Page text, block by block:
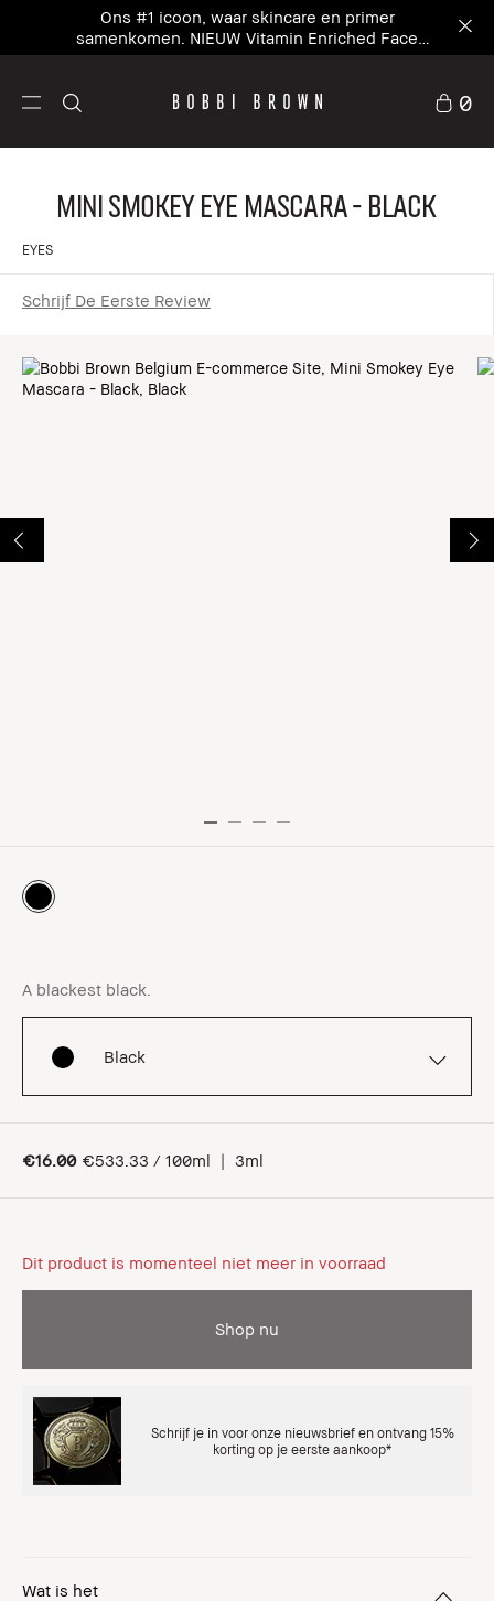
Ons #1 icoon, waar skincare en primer
samenkomen. NIEUW Vitamin Enriched Face
Base+
0
Mini Smokey Eye Mascara - Black
EYES
Schrijf De Eerste Review
A blackest black.
Black
€16.00 €533.33 / 100ml | 3ml
Dit product is momenteel niet meer in voorraad
Shop nu
Schrijf je in voor onze nieuwsbrief en ontvang 15%
korting op je eerste aankoop*
Wat is het